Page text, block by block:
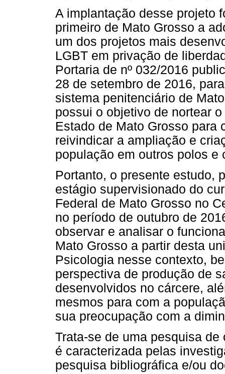
A implantação desse projeto
primeiro de Mato Grosso a
um dos projetos mais
LGBT em privação de
Portaria de nº 032/2016
28 de setembro de 2016,
sistema penitenciário de
possui o objetivo de nortear
Estado de Mato Grosso para
reivindicar a ampliação e
população em outros polos e
Portanto, o presente estudo,
estágio supervisionado do
Federal de Mato Grosso no
no período de outubro de
observar e analisar o
Mato Grosso a partir desta
Psicologia nesse contexto,
perspectiva de produção de
desenvolvidos no cárcere,
mesmos para com a
sua preocupação com a
Trata-se de uma pesquisa
é caracterizada pelas
pesquisa bibliográfica e/ou